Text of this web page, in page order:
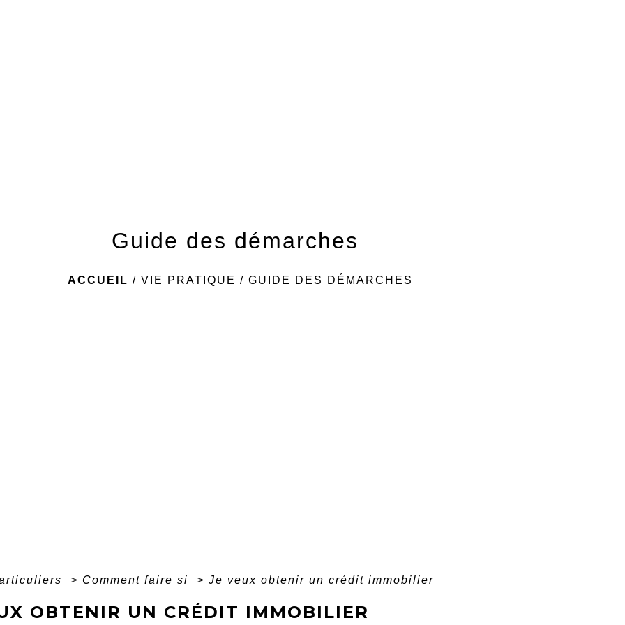
Guide des démarches
ACCUEIL /VIE PRATIQUE /GUIDE DES DÉMARCHES
> Comment faire si > Je veux obtenir un crédit immobilier
OBTENIR UN CRÉDIT IMMOBILIER